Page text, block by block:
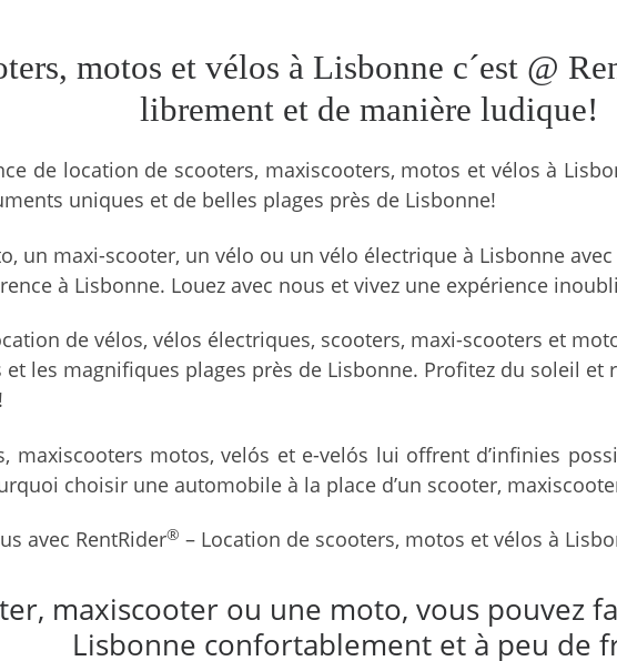
motos et vélos à Lisbonne c´est @
librement et de manière ludique!
de location de scooters, maxiscooters, motos et vélos à
uniques et de belles plages près de Lisbonne!
un maxi-scooter, un vélo ou un vélo électrique à Lisbonne avec
à Lisbonne. Louez avec nous et vivez une expérience
de vélos, vélos électriques, scooters, maxi-scooters et
les magnifiques plages près de Lisbonne. Profitez du soleil et
maxiscooters motos, velós et e-velós lui offrent d’infinies
choisir une automobile à la place d’un scooter,
avec RentRider® – Location de scooters, motos et vélos à
maxiscooter ou une moto, vous pouvez
Lisbonne confortablement et à peu de